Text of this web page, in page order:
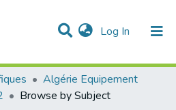
Log In (current)
Supérieure des Travaux
& Collections
DSpace
Algérie Equipement
Browse by Subject